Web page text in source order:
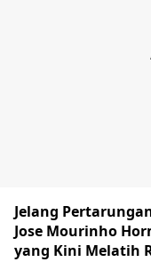
Jelang
Jose Mourinho
yang Kini Melatih